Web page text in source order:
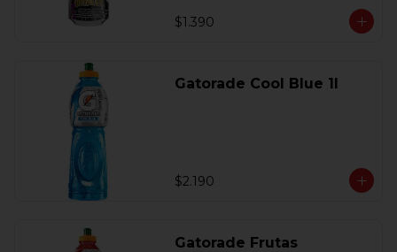
$1.390
Gatorade Cool Blue 1l
$2.190
Gatorade Frutas